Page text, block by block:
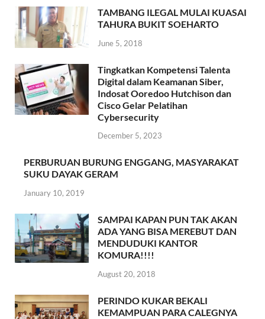
TAMBANG ILEGAL MULAI KUASAI
TAHURA BUKIT SOEHARTO
June 5, 2018
Tingkatkan Kompetensi Talenta
Digital dalam Keamanan Siber,
Indosat Ooredoo Hutchison dan
Cisco Gelar Pelatihan
Cybersecurity
December 5, 2023
PERBURUAN BURUNG ENGGANG, MASYARAKAT
SUKU DAYAK GERAM
January 10, 2019
SAMPAI KAPAN PUN TAK AKAN
ADA YANG BISA MEREBUT DAN
MENDUDUKI KANTOR
KOMURA!!!!
August 20, 2018
PERINDO KUKAR BEKALI
KEMAMPUAN PARA CALEGNYA